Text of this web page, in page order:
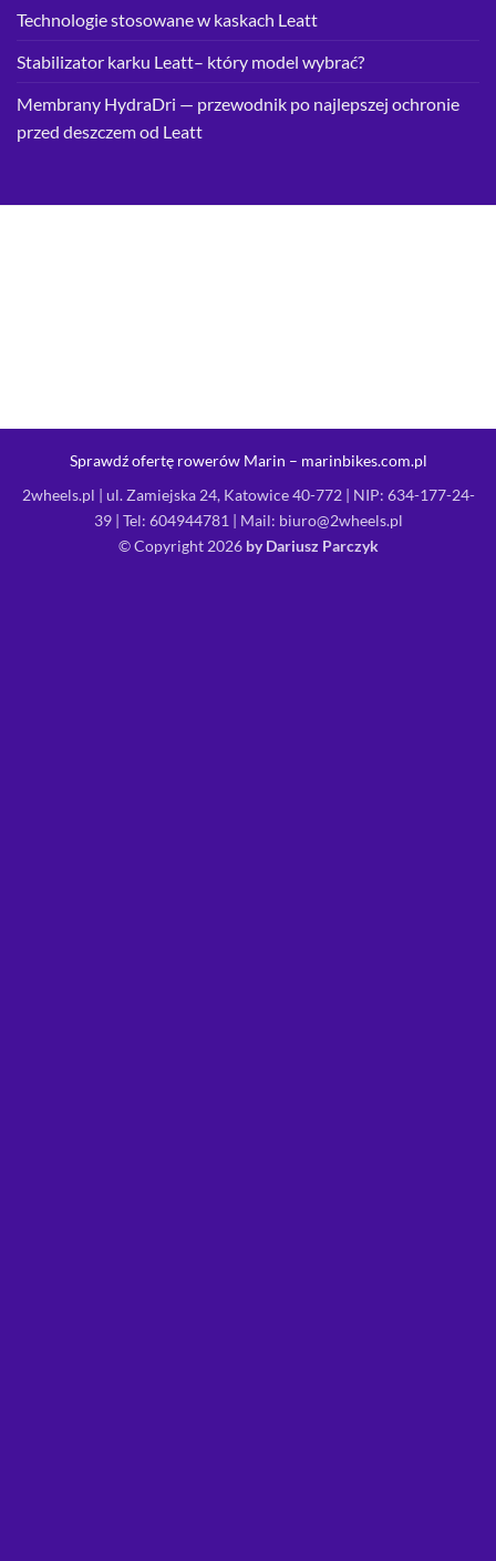
Technologie stosowane w kaskach Leatt
Stabilizator karku Leatt– który model wybrać?
Membrany HydraDri — przewodnik po najlepszej ochronie
przed deszczem od Leatt
Sprawdź ofertę rowerów Marin – marinbikes.com.pl
2wheels.pl | ul. Zamiejska 24, Katowice 40-772 | NIP: 634-177-24-
39 | Tel: 604944781 | Mail: biuro@2wheels.pl
© Copyright 2026 by Dariusz Parczyk